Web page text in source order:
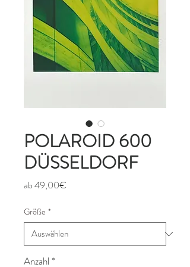
POLAROID 600
DÜSSELDORF
ab49,00€
Größe *
Anzahl *